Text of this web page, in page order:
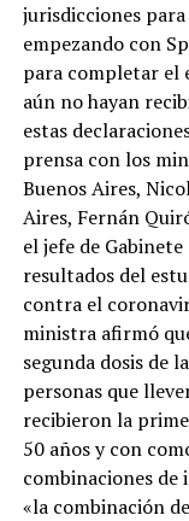
jurisdicciones
empezando con
para completar el
aún no hayan
estas
prensa con los
Buenos Aires,
Aires, Fernán
el jefe de
resultados del
contra el
ministra afirmó
segunda dosis de
personas que
recibieron la
50 años y con
combinaciones de
«la combinación